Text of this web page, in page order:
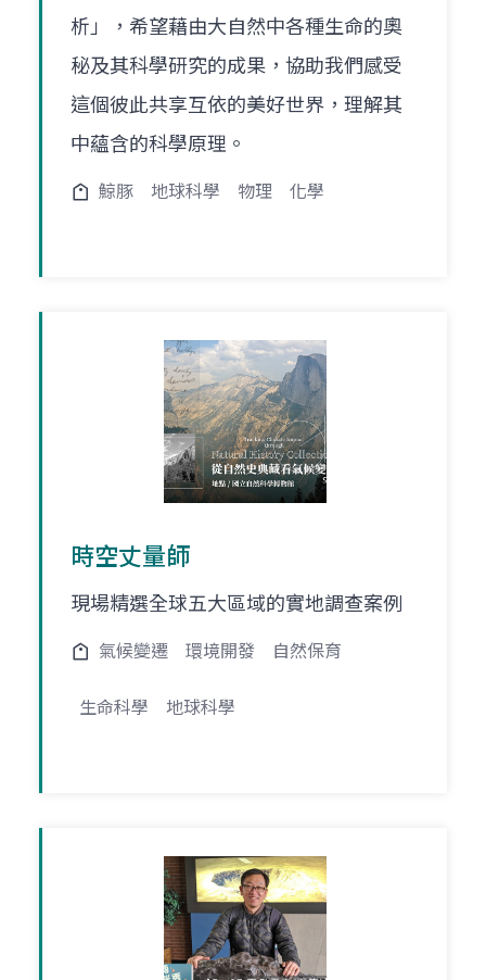
析」，希望藉由大自然中各種生命的奧
秘及其科學研究的成果，協助我們感受
這個彼此共享互依的美好世界，理解其
中蘊含的科學原理。
鯨豚 地球科學 物理 化學
時空丈量師
現場精選全球五大區域的實地調查案例
氣候變遷 環境開發 自然保育
生命科學 地球科學